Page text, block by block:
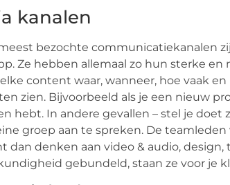
kanalen
bezochte communicatiekanalen
Ze hebben allemaal zo hun sterke
content waar, wanneer, hoe vaak
zien. Bijvoorbeeld als je een nieuw
hebt. In andere gevallen – stel je
groep aan te spreken. De
dan denken aan video & audio, design,
gebundeld, staan ze voor je